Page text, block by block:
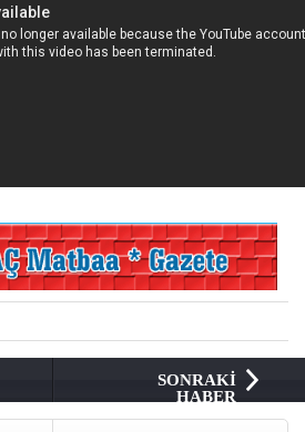
SONRAKİ
HABER